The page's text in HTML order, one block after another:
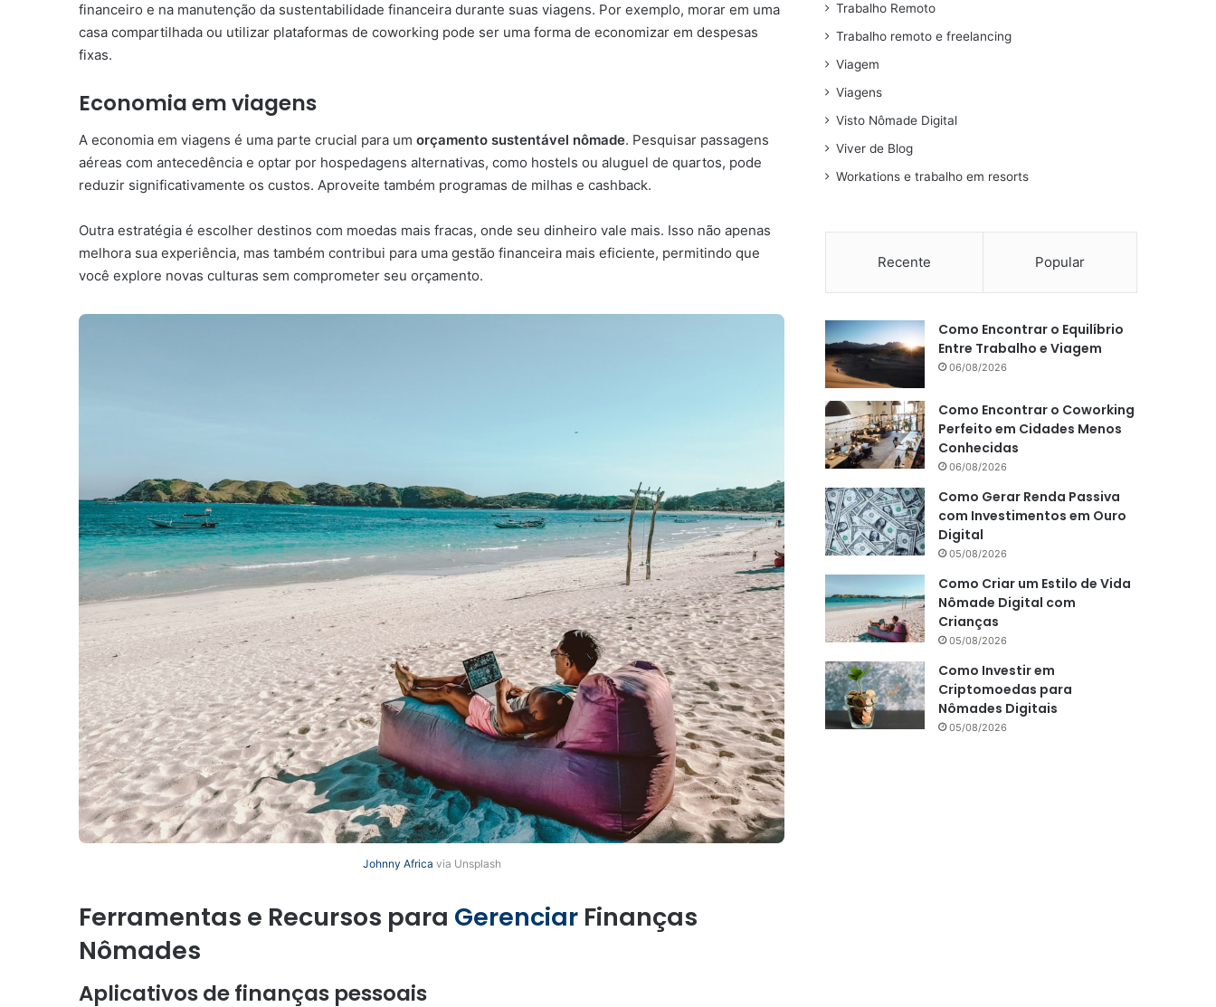
financeiro e na manutenção da sustentabilidade financeira durante suas viagens. Por exemplo, morar em uma
casa compartilhada ou utilizar plataformas de coworking pode ser uma forma de economizar em despesas
fixas.
Economia em viagens
A economia em viagens é uma parte crucial para um orçamento sustentável nômade. Pesquisar passagens
aéreas com antecedência e optar por hospedagens alternativas, como hostels ou aluguel de quartos, pode
reduzir significativamente os custos. Aproveite também programas de milhas e cashback.
Outra estratégia é escolher destinos com moedas mais fracas, onde seu dinheiro vale mais. Isso não apenas
melhora sua experiência, mas também contribui para uma gestão financeira mais eficiente, permitindo que
você explore novas culturas sem comprometer seu orçamento.
Johnny Africa via Unsplash
Ferramentas e Recursos para Gerenciar Finanças
Nômades
Aplicativos de finanças pessoais
Trabalho Remoto
Trabalho remoto e freelancing
Viagem
Viagens
Visto Nômade Digital
Viver de Blog
Workations e trabalho em resorts
Recente Popular
Como Encontrar o Equilíbrio
Entre Trabalho e Viagem
06/08/2026
Como Encontrar o Coworking
Perfeito em Cidades Menos
Conhecidas
06/08/2026
Como Gerar Renda Passiva
com Investimentos em Ouro
Digital
05/08/2026
Como Criar um Estilo de Vida
Nômade Digital com
Crianças
05/08/2026
Como Investir em
Criptomoedas para
Nômades Digitais
05/08/2026